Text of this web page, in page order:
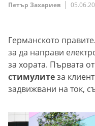
Петър Захариев
Германското
за да направи
за хората. Първата
стимулитеза
задвижвани на ток,